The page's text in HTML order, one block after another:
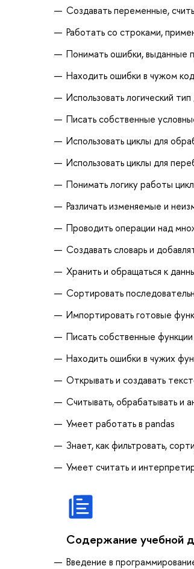
Создавать переменные,
Работать со строками,
Понимать ошибки, выданные
Находить ошибки в чужом
Использовать логический
Писать собственные
Использовать циклы для
Использовать циклы для
Понимать логику работы
Различать изменяемые и
Проводить операции над
Создавать словарь и
Хранить и обращаться к
Сортировать
Импортировать готовые
Писать собственные
Находить ошибки в чужих
Открывать и создавать
Считывать, обрабатывать и
Умеет работать в pandas
Знает, как фильтровать,
Умеет считать и
Содержание учебной
Введение в